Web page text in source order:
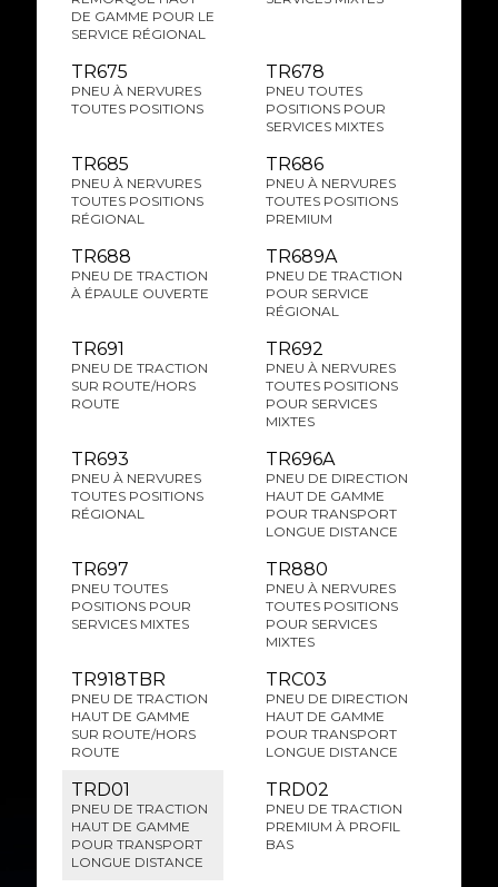
DE GAMME POUR LE
SERVICE RÉGIONAL
TR675
PNEU À NERVURES
TOUTES POSITIONS
TR678
PNEU TOUTES
POSITIONS POUR
SERVICES MIXTES
TR685
PNEU À NERVURES
TOUTES POSITIONS
RÉGIONAL
TR686
PNEU À NERVURES
TOUTES POSITIONS
PREMIUM
TR688
PNEU DE TRACTION
À ÉPAULE OUVERTE
TR689A
PNEU DE TRACTION
POUR SERVICE
RÉGIONAL
TR691
PNEU DE TRACTION
SUR ROUTE/HORS
ROUTE
TR692
PNEU À NERVURES
TOUTES POSITIONS
POUR SERVICES
MIXTES
TR693
PNEU À NERVURES
TOUTES POSITIONS
RÉGIONAL
TR696A
PNEU DE DIRECTION
HAUT DE GAMME
POUR TRANSPORT
LONGUE DISTANCE
TR697
PNEU TOUTES
POSITIONS POUR
SERVICES MIXTES
TR880
PNEU À NERVURES
TOUTES POSITIONS
POUR SERVICES
MIXTES
TR918TBR
PNEU DE TRACTION
HAUT DE GAMME
SUR ROUTE/HORS
ROUTE
TRC03
PNEU DE DIRECTION
HAUT DE GAMME
POUR TRANSPORT
LONGUE DISTANCE
TRD01
PNEU DE TRACTION
HAUT DE GAMME
POUR TRANSPORT
LONGUE DISTANCE
TRD02
PNEU DE TRACTION
PREMIUM À PROFIL
BAS